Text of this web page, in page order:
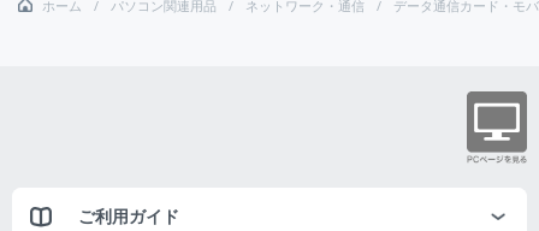
ホーム パソコン関連用品 ネットワーク・通信 データ通信カード・モ
ご利用ガイド